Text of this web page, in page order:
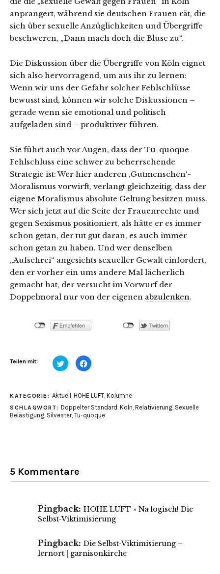
anprangert, während sie deutschen Frauen rät, die
sich über sexuelle Anzüglichkeiten und Übergriffe
beschweren, „Dann mach doch die Bluse zu“.
Die Diskussion über die Übergriffe von Köln eignet
sich also hervorragend, um aus ihr zu lernen:
Wenn wir uns der Gefahr solcher Fehlschlüsse
bewusst sind, können wir solche Diskussionen –
gerade wenn sie emotional und politisch
aufgeladen sind – produktiver führen.
Sie führt auch vor Augen, dass der Tu-quoque-
Fehlschluss eine schwer zu beherrschende
Strategie ist: Wer hier anderen ‚Gutmenschen‘-
Moralismus vorwirft, verlangt gleichzeitig, dass der
eigene Moralismus absolute Geltung besitzen muss.
Wer sich jetzt auf die Seite der Frauenrechte und
gegen Sexismus positioniert, als hätte er es immer
schon getan, der tut gut daran, es auch immer
schon getan zu haben. Und wer denselben
„Aufschrei“ angesichts sexueller Gewalt einfordert,
den er vorher ein ums andere Mal lächerlich
gemacht hat, der versucht im Vorwurf der
Doppelmoral nur von der eigenen abzulenken.
Teilen mit: Klick,
um
teilen
(Wird
neuem
Fenster
geöffnet)
Klick,
um
(Wird
neuem
Fenster
geöffnet)
KATEGORIE: Aktuell HOHE LUFT, Kolumne
SCHLAGWORT: Doppelter Standard Köln Relativierung Sexuelle
Belästigung Silvester, Tu-quoque
5 Kommentare
Pingback: HOHE LUFT » Na logisch! Die
Selbst-Viktimisierung
Pingback: Die Selbst-Viktimisierung –
lernort | garnisonkirche